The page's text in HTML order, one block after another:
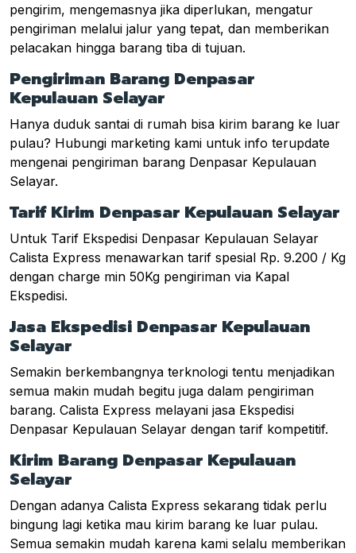
pengirim, mengemasnya jika diperlukan, mengatur
pengiriman melalui jalur yang tepat, dan memberikan
pelacakan hingga barang tiba di tujuan.
Pengiriman Barang Denpasar
Kepulauan Selayar
Hanya duduk santai di rumah bisa kirim barang ke luar
pulau? Hubungi marketing kami untuk info terupdate
mengenai pengiriman barang Denpasar Kepulauan
Selayar.
Tarif Kirim Denpasar Kepulauan Selayar
Untuk Tarif Ekspedisi Denpasar Kepulauan Selayar
Calista Express menawarkan tarif spesial Rp. 9.200 / Kg
dengan charge min 50Kg pengiriman via Kapal
Ekspedisi.
Jasa Ekspedisi Denpasar Kepulauan
Selayar
Semakin berkembangnya terknologi tentu menjadikan
semua makin mudah begitu juga dalam pengiriman
barang. Calista Express melayani jasa Ekspedisi
Denpasar Kepulauan Selayar dengan tarif kompetitif.
Kirim Barang Denpasar Kepulauan
Selayar
Dengan adanya Calista Express sekarang tidak perlu
bingung lagi ketika mau kirim barang ke luar pulau.
Semua semakin mudah karena kami selalu memberikan